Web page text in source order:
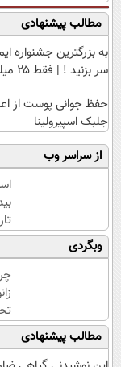
مطالب پیشنهادی
به بزرگترین جشنواره
سر بزنید ! | فقط ۲۵ میلیون !
حفظ جوانی پوست از
جلبک اسپیرولینا
از سراسر وب
با
،
در
وبگردی
مطالب پیشنهادی